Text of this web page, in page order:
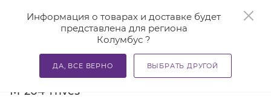
Информация о товарах и доставке будет
представлена для региона
Колумбус ?
ДА, ВСЕ ВЕРНО ВЫБРАТЬ ДРУГОЙ
Главная — Каталог — Массажеры — Эспандеры и
Эспандер кистевой силиконовый
М-204 Trives